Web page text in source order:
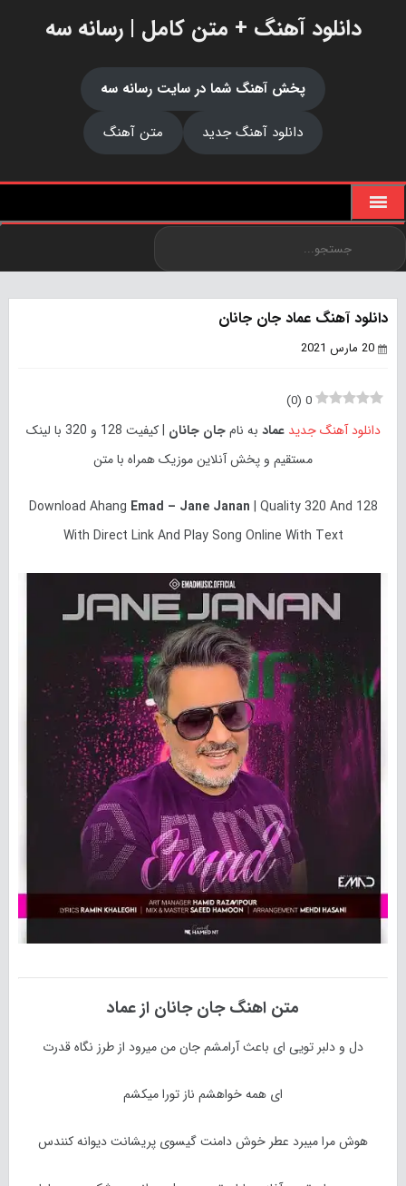
دانلود آهنگ + متن کامل | رسانه سه
پخش آهنگ شما در سایت رسانه سه
دانلود آهنگ جدید
متن آهنگ
دانلود آهنگ عماد جان جانان
20 مارس 2021
0
(
0
)
دانلود آهنگ جدید عماد به نامجان جانان
| کیفیت 128 و 320 با لینک
مستقیم و پخش آنلاین موزیک همراه با متن
Download Ahang Emad – Jane Janan | Quality 320 And 128
With Direct Link And Play Song Online With Text
متن اهنگجان جانان ازعماد
دل و دلبر تویی ای باعث آرامشم جان من میرود از طرز نگاه قدرت
ای همه خواهشم ناز تورا میکشم
هوش مرا میبرد عطر خوش دامنت گیسوی پریشانت دیوانه کنندس